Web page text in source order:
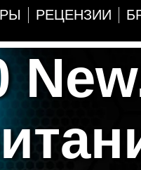
РЕЦЕНЗИИ